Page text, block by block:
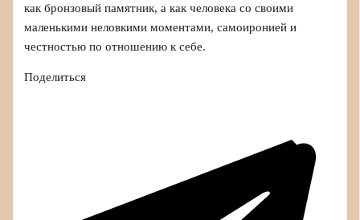
как бронзовый памятник, а как человека со своими
маленькими неловкими моментами, самоиронией и
честностью по отношению к себе.
Поделиться